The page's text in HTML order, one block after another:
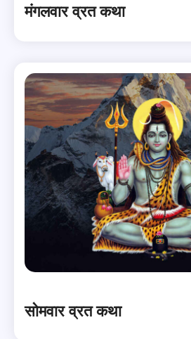
मंगलवार व्रत कथा
सोमवार व्रत कथा